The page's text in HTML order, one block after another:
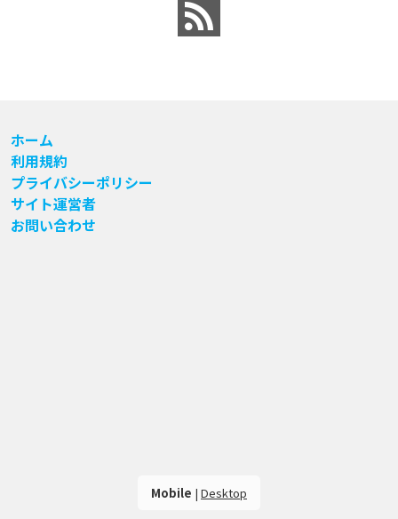
ホーム
利用規約
プライバシーポリシー
サイト運営者
お問い合わせ
Mobile | Desktop